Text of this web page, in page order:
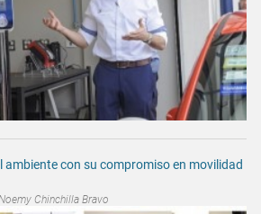
ambiente con su compromiso en movilidad
Chinchilla Bravo